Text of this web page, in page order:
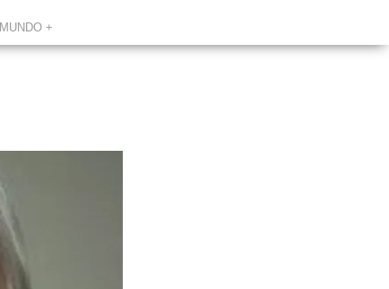
MUNDO +